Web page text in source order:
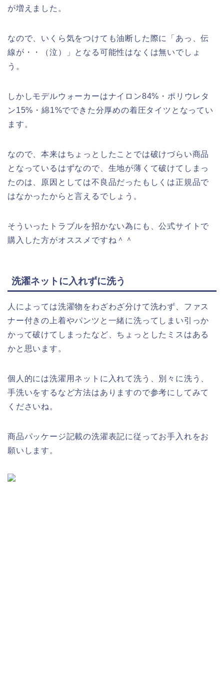
が増えました。
なので、いくら気をつけても油断した際に「あっ、伝
線が・・（泣）」となる可能性はなくは無いでしょ
う。
しかしモデルウォーカーはナイロン84%・ポリウレタ
ン15%・綿1%でできた分厚めの着圧タイツとなってい
ます。
なので、本来はちょっとしたことでは破けづらい商品
となっているはずなので、生地が薄くて破けてしまっ
たのは、原因としては不良品だったもしくは正規品で
はなかったからと言えるでしょう。
そういったトラブルを招かない為にも、公式サイトで
購入した方がオススメですね＾＾
洗濯ネットに入れずに洗う
人によっては洗濯物をわざわざ分けて洗わず、ファス
ナー付きの上着やパンツと一緒に洗ってしまい引っか
かって破けてしまったなど、ちょっとしたミスはある
かと思います。
個人的には洗濯用ネットに入れて洗う、別々に洗う、
手洗いをするなど方法はありますので参考にしてみて
くださいね。
商品パッケージ記載の洗濯表記に従ってお手入れをお
願いします。